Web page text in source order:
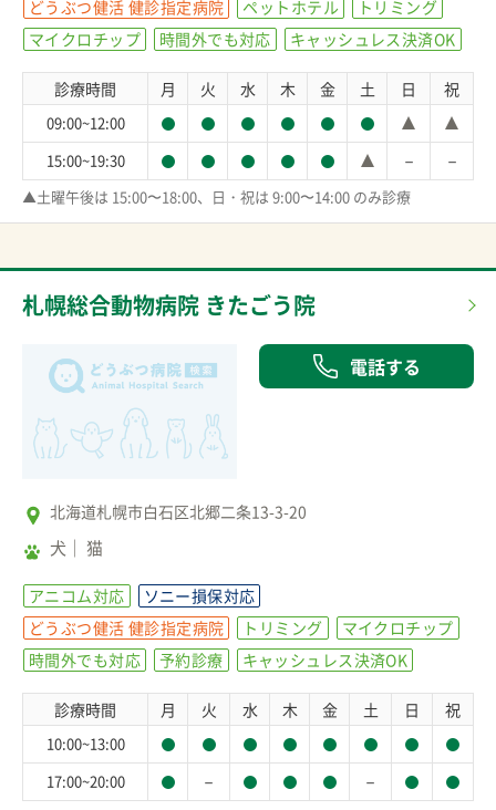
どうぶつ健活 健診指定病院
ペットホテル
トリミング
マイクロチップ
時間外でも対応 キャッシュレス決済OK
診療時間 月 火 水 木 金 土 日 祝
09:00~12:00
15:00~19:30
－ －
▲土曜午後は 15:00〜18:00、日・祝は 9:00〜14:00 のみ診療
札幌総合動物病院 きたごう院
電話する
北海道札幌市白石区北郷二条13-3-20
犬 猫
アニコム対応
ソニー損保対応
どうぶつ健活 健診指定病院
トリミング
マイクロチップ
時間外でも対応
予約診療 キャッシュレス決済OK
診療時間 月 火 水 木 金 土 日 祝
10:00~13:00
17:00~20:00
－ －